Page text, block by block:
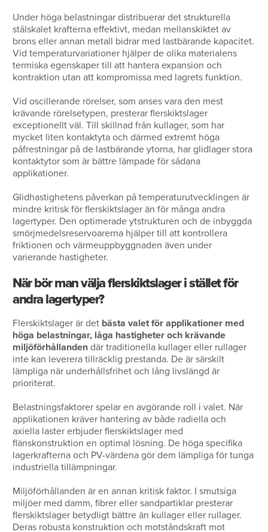
Under höga belastningar distribuerar det strukturella
stålskalet krafterna effektivt, medan mellanskiktet av
brons eller annan metall bidrar med lastbärande kapacitet.
Vid temperaturvariationer hjälper de olika materialens
termiska egenskaper till att hantera expansion och
kontraktion utan att kompromissa med lagrets funktion.
Vid oscillerande rörelser, som anses vara den mest
krävande rörelsetypen, presterar flerskiktslager
exceptionellt väl. Till skillnad från kullager, som har
mycket liten kontaktyta och därmed extremt höga
påfrestningar på de lastbärande ytorna, har glidlager stora
kontaktytor som är bättre lämpade för sådana
applikationer.
Glidhastighetens påverkan på temperaturutvecklingen är
mindre kritisk för flerskiktslager än för många andra
lagertyper. Den optimerade ytstrukturen och de inbyggda
smörjmedelsreservoarerna hjälper till att kontrollera
friktionen och värmeuppbyggnaden även under
varierande hastigheter.
När bör man välja flerskiktslager i stället för
andra lagertyper?
Flerskiktslager är det bästa valet för applikationer med
höga belastningar, låga hastigheter och krävande
miljöförhållanden där traditionella kullager eller rullager
inte kan leverera tillräcklig prestanda. De är särskilt
lämpliga när underhållsfrihet och lång livslängd är
prioriterat.
Belastningsfaktorer spelar en avgörande roll i valet. När
applikationen kräver hantering av både radiella och
axiella laster erbjuder flerskiktslager med
flänskonstruktion en optimal lösning. De höga specifika
lagerkrafterna och PV-värdena gör dem lämpliga för tunga
industriella tillämpningar.
Miljöförhållanden är en annan kritisk faktor. I smutsiga
miljöer med damm, fibrer eller sandpartiklar presterar
flerskiktslager betydligt bättre än kullager eller rullager.
Deras robusta konstruktion och motståndskraft mot